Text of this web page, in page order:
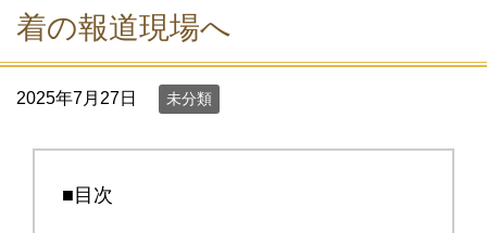
着の報道現場へ
2025年7月27日 未分類
■目次